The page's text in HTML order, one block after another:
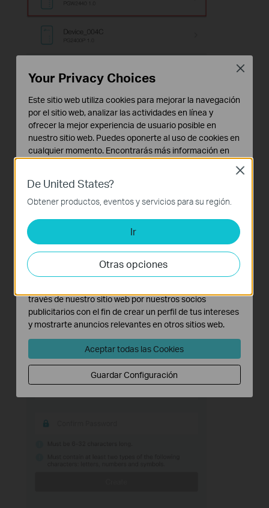
De United States?
Obtener productos, eventos y servicios para su región.
Ir
Otras opciones
Close
Your Privacy Choices
Este sitio web utiliza cookies para mejorar la navegación
por el sitio web, analizar las actividades en línea y
ofrecer la mejor experiencia de usuario posible en
nuestro sitio web. Puedes oponerte al uso de cookies en
cualquier momento. Encontrarás más información en
Cookies Básicas
Estas cookies son necesarias para el funcionamiento
del sitio web y no pueden desactivarse en tu sistema.
Cookies de Análisis y de Marketing
Las cookies de análisis nos permiten analizar tus
actividades en nuestro sitio web con el fin de mejorar y
adaptar la funcionalidad del mismo.
través de nuestro sitio web por nuestros socios
publicitarios con el fin de crear un perfil de tus intereses
y mostrarte anuncios relevantes en otros sitios web.
Aceptar todas las Cookies
Guardar Configuración
Close